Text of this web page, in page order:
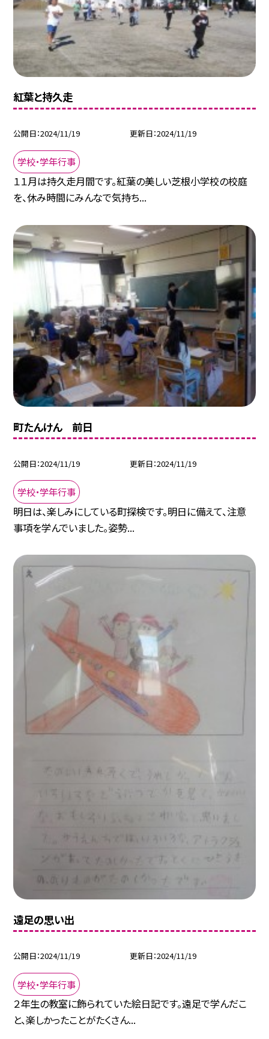
紅葉と持久走
公開日 2024/11/19 更新日 2024/11/19
学校・学年行事
１１月は持久走月間です。紅葉の美しい芝根小学校の校庭
を、休み時間にみんなで気持ち...
町たんけん 前日
公開日 2024/11/19 更新日 2024/11/19
学校・学年行事
明日は、楽しみにしている町探検です。明日に備えて、注意
事項を学んでいました。姿勢...
遠足の思い出
公開日 2024/11/19 更新日 2024/11/19
学校・学年行事
２年生の教室に飾られていた絵日記です。遠足で学んだこ
と、楽しかったことがたくさん...